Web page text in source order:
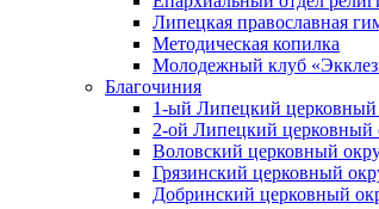
Липецкая православная
Методическая копилка
Молодежный клуб
Благочиния
1-ый Липецкий церковный
2-ой Липецкий церковный
Воловский церковный
Грязинский церковный
Добринский церковный